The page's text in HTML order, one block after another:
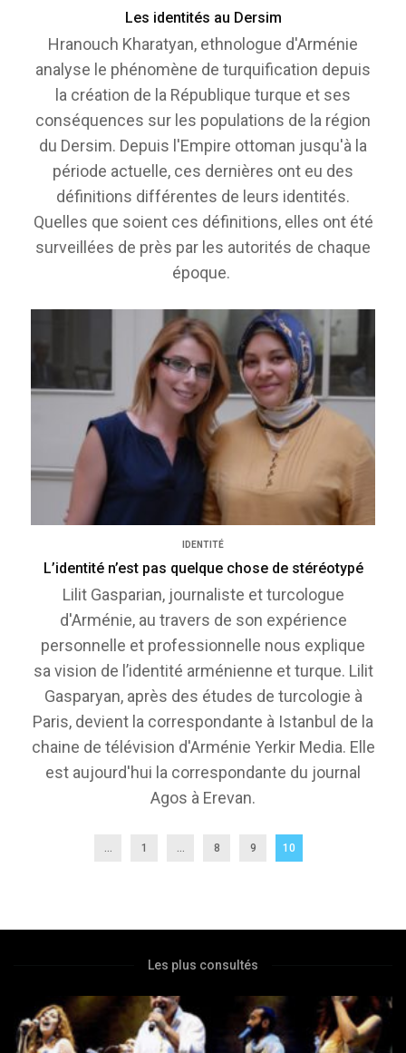
Les identités au Dersim
Hranouch Kharatyan, ethnologue d'Arménie
analyse le phénomène de turquification depuis
la création de la République turque et ses
conséquences sur les populations de la région
du Dersim. Depuis l'Empire ottoman jusqu'à la
période actuelle, ces dernières ont eu des
définitions différentes de leurs identités.
Quelles que soient ces définitions, elles ont été
surveillées de près par les autorités de chaque
époque.
IDENTITÉ
L’identité n’est pas quelque chose de stéréotypé
Lilit Gasparian, journaliste et turcologue
d'Arménie, au travers de son expérience
personnelle et professionnelle nous explique
sa vision de l’identité arménienne et turque. Lilit
Gasparyan, après des études de turcologie à
Paris, devient la correspondante à Istanbul de la
chaine de télévision d'Arménie Yerkir Media. Elle
est aujourd'hui la correspondante du journal
Agos à Erevan.
1 8 9 10
Les plus consultés